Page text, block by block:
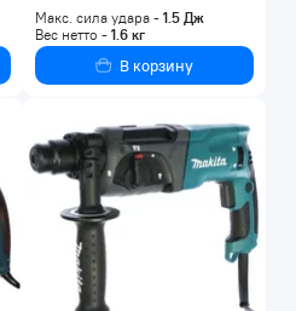
Макс. сила удара - 1.5Дж
Вес нетто - 1.6кг
В корзину